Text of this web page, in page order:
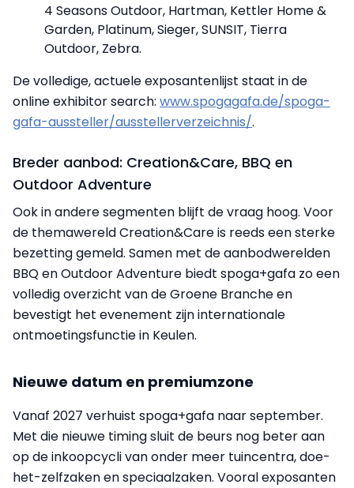
4 Seasons Outdoor, Hartman, Kettler Home &
Garden, Platinum, Sieger, SUNSIT, Tierra
Outdoor, Zebra.
De volledige, actuele exposantenlijst staat in de
online exhibitor search: www.spogagafa.de/spoga-
gafa-aussteller/ausstellerverzeichnis/.
Breder aanbod: Creation&Care, BBQ en
Outdoor Adventure
Ook in andere segmenten blijft de vraag hoog. Voor
de themawereld Creation&Care is reeds een sterke
bezetting gemeld. Samen met de aanbodwerelden
BBQ en Outdoor Adventure biedt spoga+gafa zo een
volledig overzicht van de Groene Branche en
bevestigt het evenement zijn internationale
ontmoetingsfunctie in Keulen.
Nieuwe datum en premiumzone
Vanaf 2027 verhuist spoga+gafa naar september.
Met die nieuwe timing sluit de beurs nog beter aan
op de inkoopcycli van onder meer tuincentra, doe-
het-zelfzaken en speciaalzaken. Vooral exposanten